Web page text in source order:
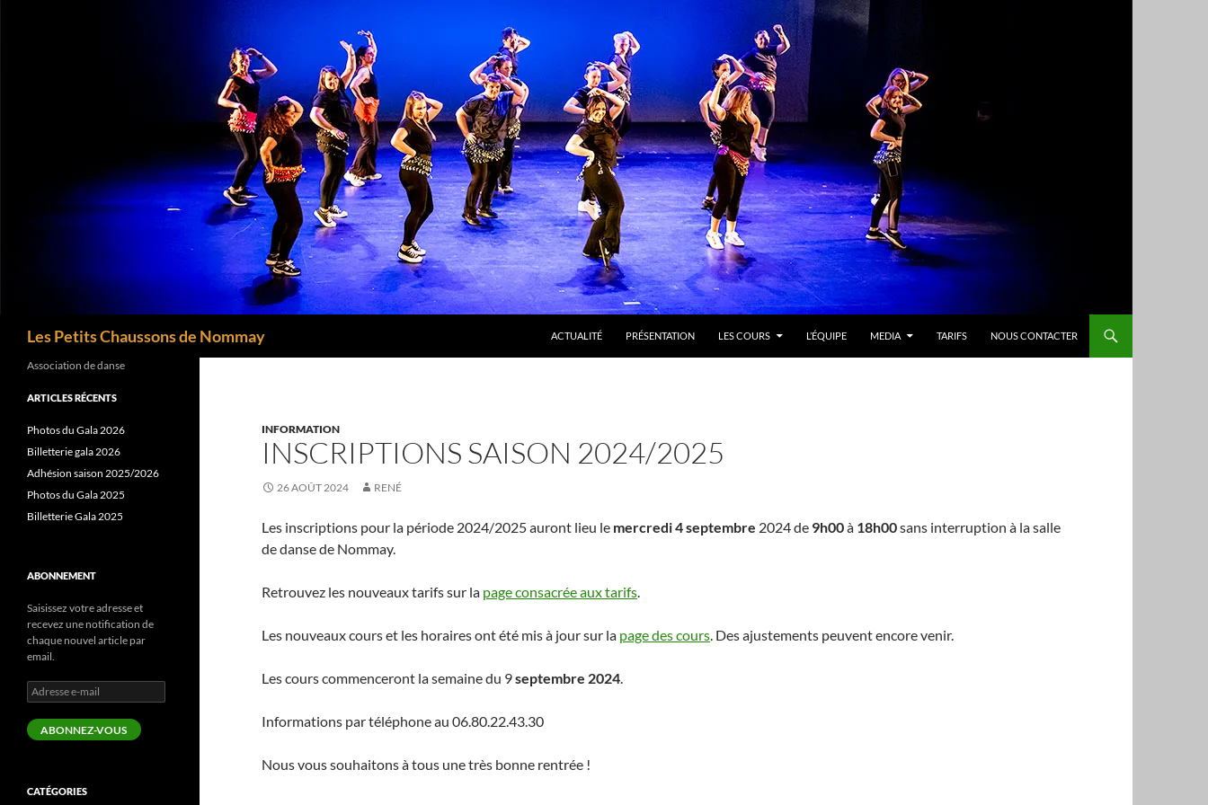
Les Petits Chaussons de Nommay ACTUALITÉ PRÉSENTATION LES COURS L’ÉQUIPE MEDIA TARIFS NOUS CONTACTER
INFORMATION
INSCRIPTIONS SAISON 2024/2025
26 AOÛT 2024 RENÉ
Les inscriptions pour la période 2024/2025 auront lieu le mercredi 4 septembre 2024 de 9h00à 18h00sans interruption à la salle
de danse de Nommay.
Retrouvez les nouveaux tarifs sur la page consacrée aux tarifs.
Les nouveaux cours et les horaires ont été mis à jour sur la page des cours. Des ajustements peuvent encore venir.
Les cours commenceront la semaine du 9septembre 2024.
Informations par téléphone au 06.80.22.43.30
Nous vous souhaitons à tous une très bonne rentrée !
Association de danse
ARTICLES RÉCENTS
Photos du Gala 2026
Billetterie gala 2026
Adhésion saison 2025/2026
Photos du Gala 2025
Billetterie Gala 2025
ABONNEMENT
Saisissez votre adresse et
recevez une notification de
chaque nouvel article par
email.
Adresse
e-
mail
ABONNEZ-VOUS
CATÉGORIES